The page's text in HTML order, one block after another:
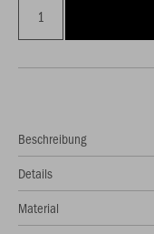
Beschreibung
Details
Material